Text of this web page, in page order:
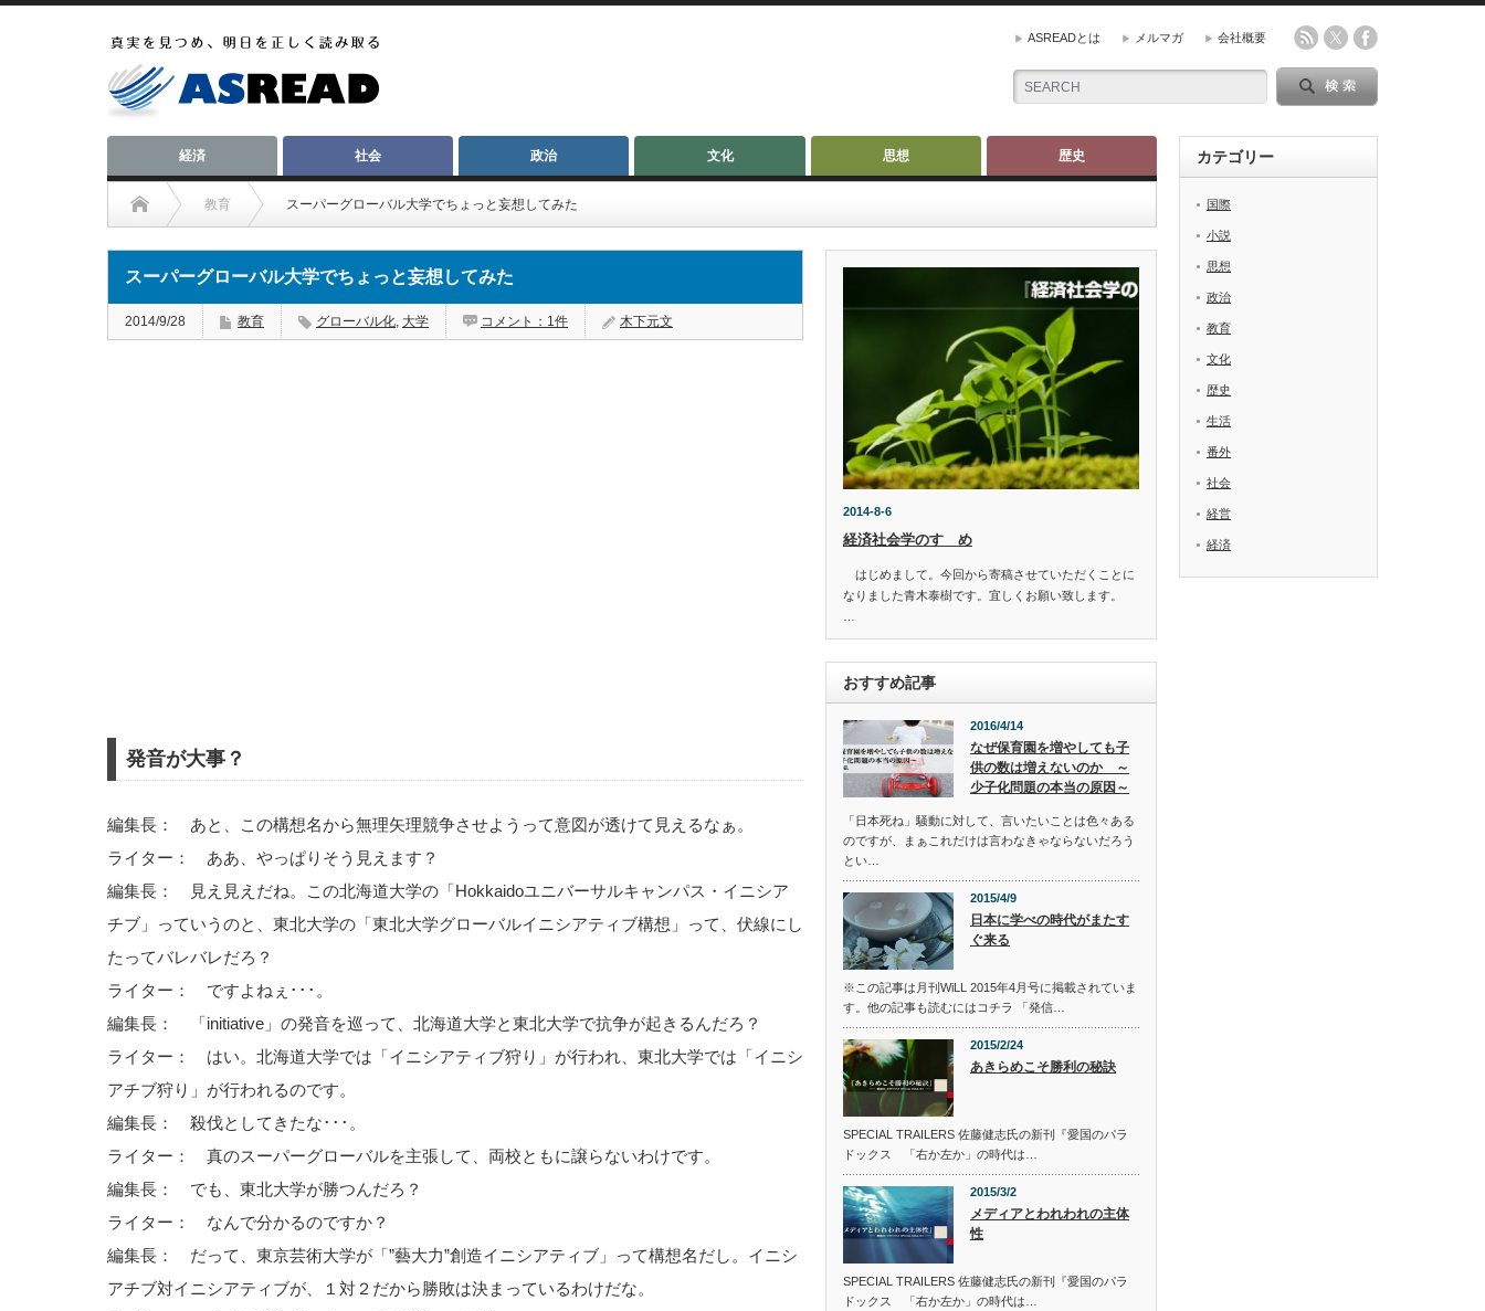
ASREADとは メルマガ 会社概要
経済 社会 政治 文化 思想 歴史
教育 スーパーグローバル大学でちょっと妄想してみた
スーパーグローバル大学でちょっと妄想してみた
2014/9/28 教育 グローバル化, 大学 コメント：1件 木下元文
発音が大事？
編集長： あと、この構想名から無理矢理競争させようって意図が透けて見えるなぁ。
ライター： ああ、やっぱりそう見えます？
編集長： 見え見えだね。この北海道大学の「Hokkaidoユニバーサルキャンパス・イニシア
チブ」っていうのと、東北大学の「東北大学グローバルイニシアティブ構想」って、伏線にし
たってバレバレだろ？
ライター： ですよねぇ･･･。
編集長： 「initiative」の発音を巡って、北海道大学と東北大学で抗争が起きるんだろ？
ライター： はい。北海道大学では「イニシアティブ狩り」が行われ、東北大学では「イニシ
アチブ狩り」が行われるのです。
編集長： 殺伐としてきたな･･･。
ライター： 真のスーパーグローバルを主張して、両校ともに譲らないわけです。
編集長： でも、東北大学が勝つんだろ？
ライター： なんで分かるのですか？
編集長： だって、東京芸術大学が「”藝大力”創造イニシアティブ」って構想名だし。イニシ
アチブ対イニシアティブが、１対２だから勝敗は決まっているわけだな。
2014-8-6
経済社会学のすゝめ
はじめまして。今回から寄稿させていただくことに
なりました青木泰樹です。宜しくお願い致します。
おすすめ記事
2016/4/14
なぜ保育園を増やしても子
供の数は増えないのか ～
少子化問題の本当の原因～
「日本死ね」騒動に対して、言いたいことは色々ある
のですが、まぁこれだけは言わなきゃならないだろう
とい…
2015/4/9
日本に学べの時代がまたす
ぐ来る
※この記事は月刊WiLL 2015年4月号に掲載されていま
す。他の記事も読むにはコチラ 「発信…
2015/2/24
あきらめこそ勝利の秘訣
SPECIAL TRAILERS 佐藤健志氏の新刊『愛国のパラ
ドックス 「右か左か」の時代は…
2015/3/2
メディアとわれわれの主体
性
SPECIAL TRAILERS 佐藤健志氏の新刊『愛国のパラ
ドックス 「右か左か」の時代は…
カテゴリー
国際
小説
思想
政治
教育
文化
歴史
生活
番外
社会
経営
経済